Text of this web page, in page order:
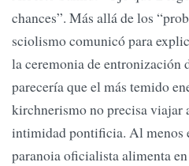
chances”. Más allá de los
sciolismo comunicó para
la ceremonia de entronización
parecería que el más temido
kirchnerismo no precisa viajar
intimidad pontificia. Al menos
paranoia oficialista alimenta en